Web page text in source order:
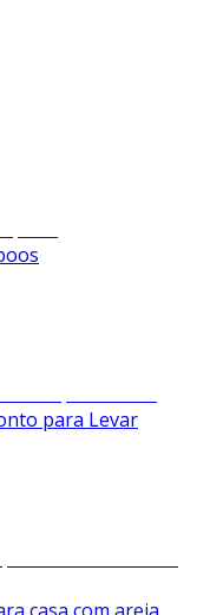
para Levar